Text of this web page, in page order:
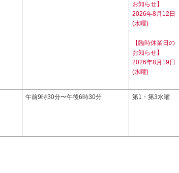
お知らせ】
2026年8月12日
(水曜)
【臨時休業日の
お知らせ】
2026年8月19日
(水曜)
午前9時30分〜午後6時30分 第1・第3水曜